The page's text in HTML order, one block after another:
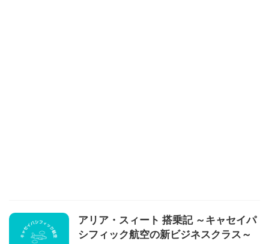
アリア・スィート 搭乗記 ～キャセイパ
シフィック航空の新ビジネスクラス～